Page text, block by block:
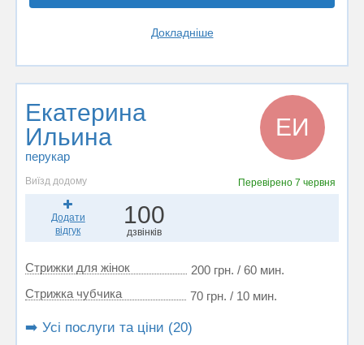
Докладніше
Екатерина
Ильина
перукар
ЕИ
Виїзд додому Перевірено 7 червня
Додати
відгук
100
дзвінків
Стрижки для жінок
200 грн. / 60 мин.
Стрижка чубчика
70 грн. / 10 мин.
➡️ Усі послуги та ціни (20)